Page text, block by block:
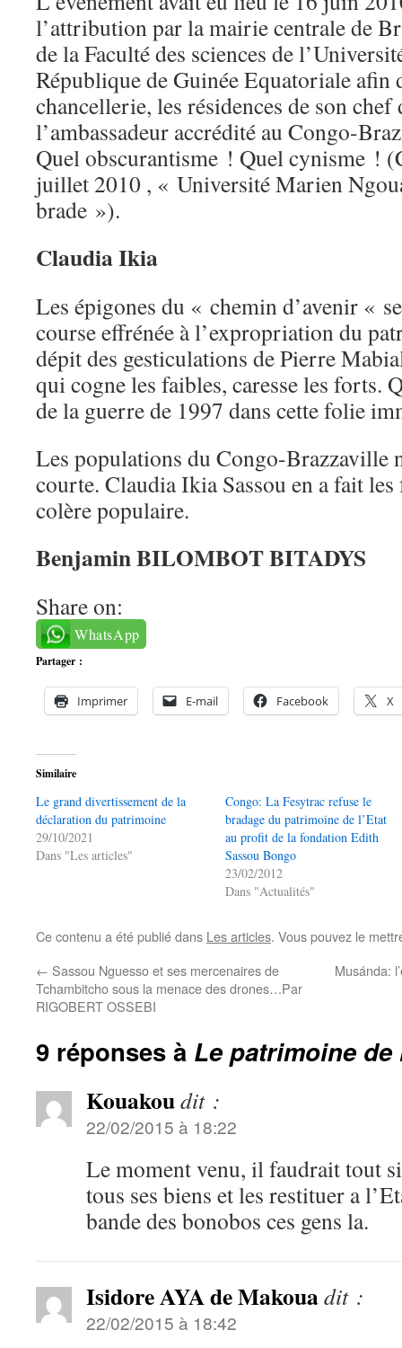
l’attribution par la mairie centrale de
de la Faculté des sciences de
République de Guinée Equatoriale afin
chancellerie, les résidences de son chef
l’ambassadeur accrédité au Congo-
Quel obscurantisme ! Quel cynisme !
juillet 2010 , « Université Marien
brade »).
Claudia Ikia
Les épigones du « chemin d’avenir «
course effrénée à l’expropriation du
dépit des gesticulations de Pierre
qui cogne les faibles, caresse les forts.
de la guerre de 1997 dans cette folie
Les populations du Congo-Brazzaville
courte. Claudia Ikia Sassou en a fait
colère populaire.
Benjamin BILOMBOT BITADYS
Share on:
WhatsApp
Partager :
Imprimer E-mail Facebook X
Similaire
Le grand divertissement de la
déclaration du patrimoine
29/10/2021
Dans "Les articles"
Congo: La Fesytrac refuse le
bradage du patrimoine de l’Etat
au profit de la fondation Edith
Sassou Bongo
23/02/2012
Dans "Actualités"
Ce contenu a été publié dans Les articles. Vous pouvez le
← Sassou Nguesso et ses mercenaires de
Tchambitcho sous la menace des drones…Par
RIGOBERT OSSEBI
Musánda:
9 réponses à Le patrimoine de
Kouakoudit :
22/02/2015 à 18:22
Le moment venu, il faudrait tout
tous ses biens et les restituer a
bande des bonobos ces gens la.
Isidore AYA de Makouadit :
22/02/2015 à 18:42